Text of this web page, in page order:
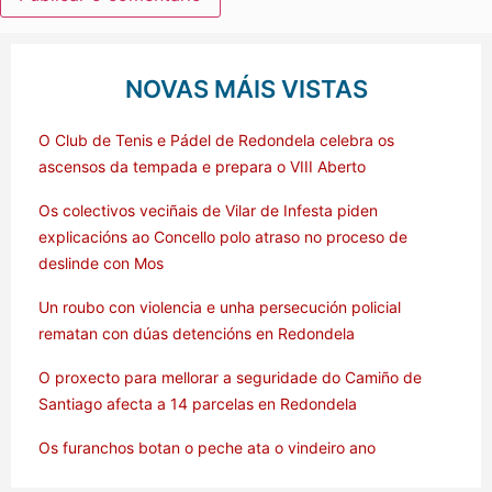
NOVAS MÁIS VISTAS
O Club de Tenis e Pádel de Redondela celebra os
ascensos da tempada e prepara o VIII Aberto
Os colectivos veciñais de Vilar de Infesta piden
explicacións ao Concello polo atraso no proceso de
deslinde con Mos
Un roubo con violencia e unha persecución policial
rematan con dúas detencións en Redondela
O proxecto para mellorar a seguridade do Camiño de
Santiago afecta a 14 parcelas en Redondela
Os furanchos botan o peche ata o vindeiro ano